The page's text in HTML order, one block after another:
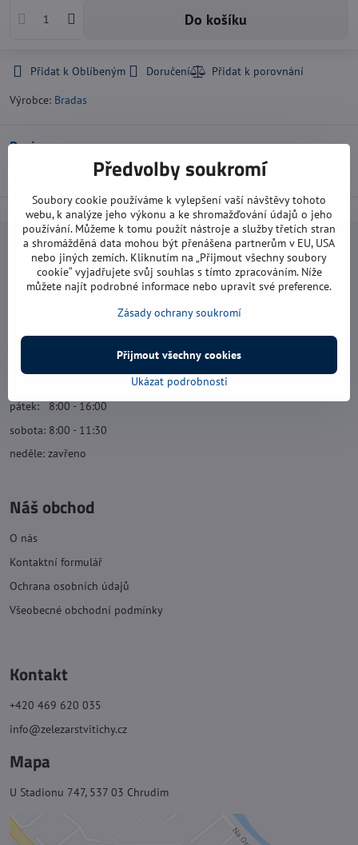
Do košíku
Přidat k Oblíbeným
Doručení
Výrobce: Bradas
Popis
Katalogové číslo: 447843
Navštivte nás
Otevírací doba:
úterý: 8:00 - 17:00
pátek: 8:00 - 16:00
sobota: 8:00 - 11:30
neděle: zavřeno
Náš obchod
O nás
Kontaktní formulář
Ochrana osobních údajů
Všeobecné obchodní podmínky
Kontakt
+420 469 620 035
info@zelezarstvitichy.cz
Mapa
U Stadionu 747, 537 03 Chrudim
Předvolby soukromí
Soubory cookie používáme k vylepšení vaší návštěvy tohoto
webu, k analýze jeho výkonu a ke shromažďování údajů o jeho
používání. Můžeme k tomu použít nástroje a služby třetích stran
a shromážděná data mohou být přenášena partnerům v EU, USA
nebo jiných zemích. Kliknutím na „Přijmout všechny soubory
cookie“ vyjadřujete svůj souhlas s tímto zpracováním. Níže
můžete najít podrobné informace nebo upravit své preference.
Zásady ochrany soukromí
Ukázat podrobnosti
Přijmout všechny cookies